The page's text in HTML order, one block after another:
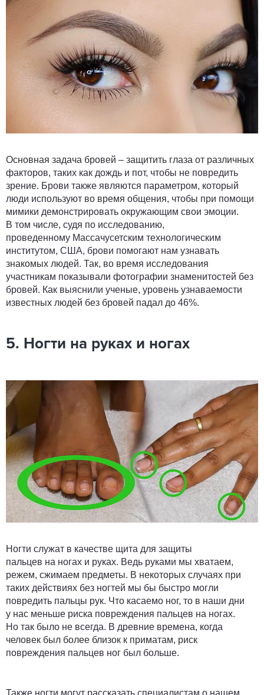
Основная задача бровей – защитить глаза от различных
факторов, таких как дождь и пот, чтобы не повредить
зрение. Брови также являются параметром, который
люди используют во время общения, чтобы при помощи
мимики демонстрировать окружающим свои эмоции.
В том числе, судя по исследованию,
проведенному Массачусетским технологическим
институтом, США, брови помогают нам узнавать
знакомых людей. Так, во время исследования
участникам показывали фотографии знаменитостей без
бровей. Как выяснили ученые, уровень узнаваемости
известных людей без бровей падал до 46%.
5. Ногти на руках и ногах
Ногти служат в качестве щита для защиты
пальцев на ногах и руках. Ведь руками мы хватаем,
режем, сжимаем предметы. В некоторых случаях при
таких действиях без ногтей мы бы быстро могли
повредить пальцы рук. Что касаемо ног, то в наши дни
у нас меньше риска повреждения пальцев на ногах.
Но так было не всегда. В древние времена, когда
человек был более близок к приматам, риск
повреждения пальцев ног был больше.
Также ногти могут рассказать специалистам о нашем